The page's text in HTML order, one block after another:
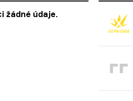
žádné údaje.